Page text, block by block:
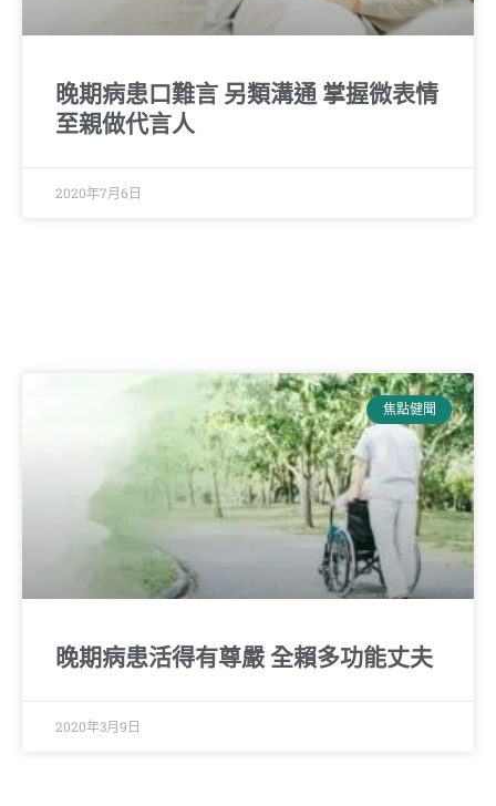
晚期病患口難言 另類溝通 掌握微表情
至親做代言人
2020年7月6日
焦點健聞
晚期病患活得有尊嚴 全賴多功能丈夫
2020年3月9日